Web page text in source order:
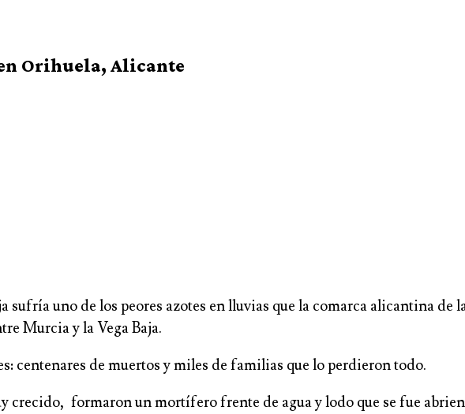
Orihuela, Alicante
sufría uno de los peores azotes en lluvias que la comarca alicantina de
Murcia y la Vega Baja.
centenares de muertos y miles de familias que lo perdieron todo.
crecido, formaron un mortífero frente de agua y lodo que se fue